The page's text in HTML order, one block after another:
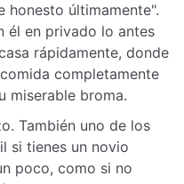
honesto últimamente".
él en privado lo antes
rápidamente, donde
completamente
miserable broma.
También uno de los
si tienes un novio
poco, como si no